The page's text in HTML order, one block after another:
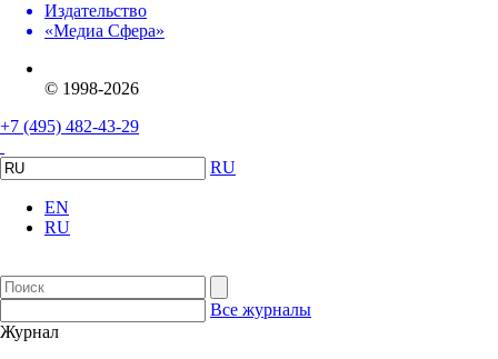
Издательство
«Медиа Сфера»
© 1998-2026
+7 (495) 482-43-29
RU
EN
RU
Все журналы
Журнал